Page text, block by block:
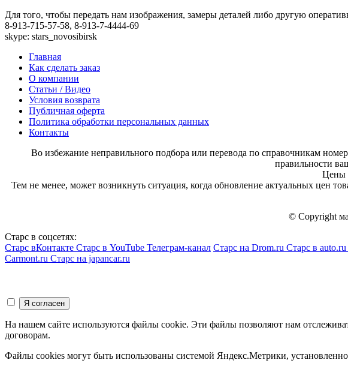
Для того, чтобы передать нам изображения, замеры деталей либо другую
8-913-715-57-58, 8-913-7-4444-69
skype: stars_novosibirsk
Главная
Как сделать заказ
О компании
Статьи / Видео
Условия возврата
Публичная оферта
Политика обработки персональных данных
Контакты
Во избежание неправильного подбора или перевода по справочникам
правильности
Цены
Тем не менее, может возникнуть ситуация, когда обновление актуальных цен
© Copyright
Старс в соцсетях:
Старс вКонтакте Старс в YouTube Телеграм-канал Старс на Drom.ru Старс в auto.ru
Carmont.ru Старс на japancar.ru
На нашем сайте используются файлы cookie. Эти файлы позволяют нам
договорам.
Файлы cookies могут быть использованы системой Яндекс.Метрики,